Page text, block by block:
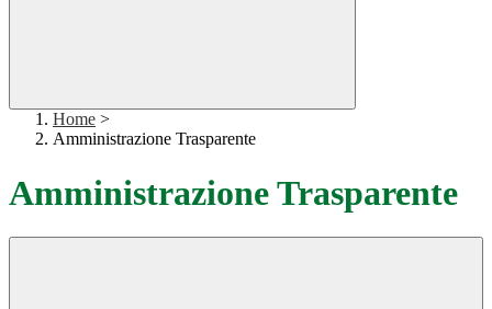
Home >
Amministrazione Trasparente
Amministrazione Trasparente